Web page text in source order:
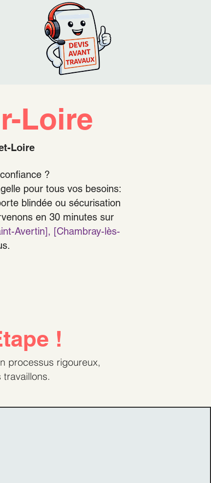
Loire
Loire
?
pour tous vos besoins:
blindée ou sécurisation
en 30 minutes sur
Avertin], [Chambray-lès-
!
processus rigoureux,